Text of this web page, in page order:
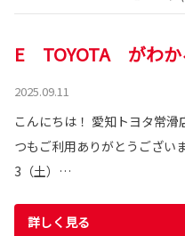
E TOYOTA がわか
2025.09.11
こんにちは！ 愛知トヨタ常滑
つもご利用ありがとうござい
3（土）…
詳しく見る